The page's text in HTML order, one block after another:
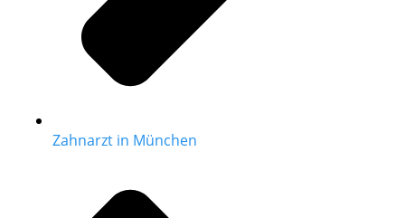
Zahnarzt in München